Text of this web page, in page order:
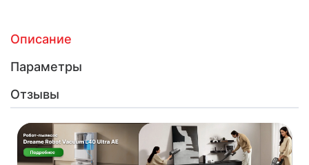
Описание
Параметры
Отзывы